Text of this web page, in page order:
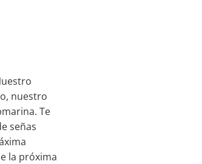
nuestro
Te
señas
la próxima